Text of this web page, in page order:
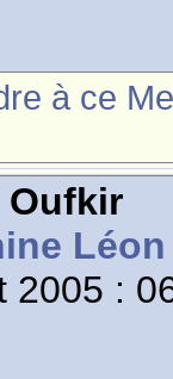
à ce
Oufkir
Léon
2005 :